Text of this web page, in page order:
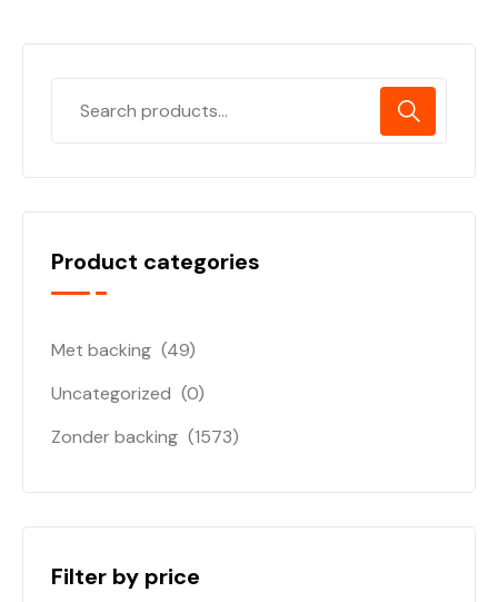
Product categories
Met backing (49)
Uncategorized (0)
Zonder backing (1573)
Filter by price